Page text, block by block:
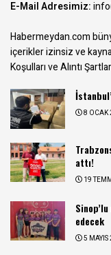
E-Mail Adresimiz:
Habermeydan.com
içerikler izinsiz ve
Koşulları ve Alıntı
8 OCAK
attı!
19
edecek
5 MAYIS